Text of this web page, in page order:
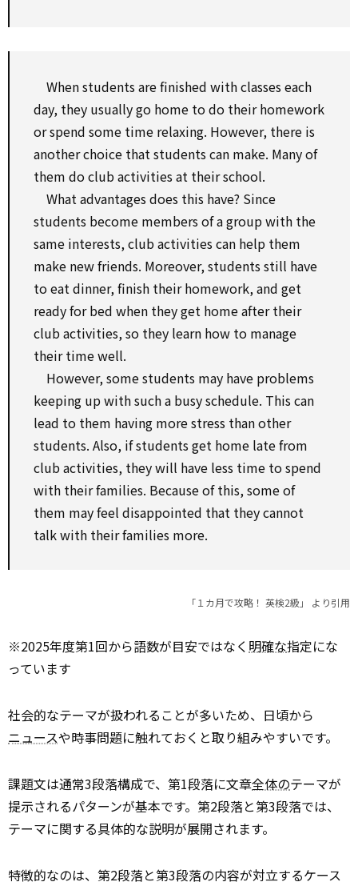
When students are finished with classes each
day, they usually go home to do their homework
or spend some time relaxing. However, there is
another choice that students can make. Many of
them do club activities at their school.
What advantages does this have? Since
students become members of a group with the
same interests, club activities can help them
make new friends. Moreover, students still have
to eat dinner, finish their homework, and get
ready for bed when they get home after their
club activities, so they learn how to manage
their time well.
However, some students may have problems
keeping up with such a busy schedule. This can
lead to them having more stress than other
students. Also, if students get home late from
club activities, they will have less time to spend
with their families. Because of this, some of
them may feel disappointed that they cannot
talk with their families more.
「１カ月で攻略！ 英検2級」 より引用
※2025年度第1回から語数が目安ではなく 明確な指定にな
っています
社会的なテーマが扱われることが多いため、日頃から
ニュースや時事問題に触れておくと取り組みやすいです。
課題文は通常3段落構成で、第1段落に文章全体のテーマが
提示されるパターンが基本です。第2段落と第3段落では、
テーマに関する具体的な説明が展開されます。
特徴的なのは、第2段落と第3段落の内容が対立するケース